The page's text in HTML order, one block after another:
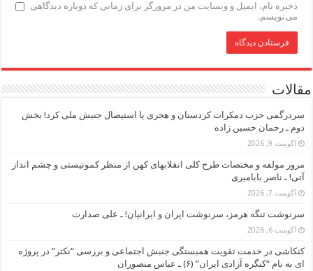
ذخیره نام، ایمیل و وبسایت من در مرورگر برای زمانی که دوباره دیدگاهی
می‌نویسم.
مقالات
سردرگمی حزب دمکرات کردستان و هجری یا استیصال جنبش ملی کرد! بخش
دوم ـ رحمان حسین زاده
آگوست 9, 2026
مرور مولفه و مختصات طرح کلی انقلابهای کهن از منظر کمونیستی و چشم انداز
آتی! ـ ناصر بابامیری
آگوست 7, 2026
سرنوشت تنگه هرمز، سرنوشت ایران و ایرانیان! ـ علی صدارت
آگوست 6, 2026
کنکاشی در خدمت تقویت همبستگی جنبش اجتماعی و بررسی “نکثر” در پروژه
ای به نام “کنگره آزادی ایران” (۶) ـ عباس منصوران